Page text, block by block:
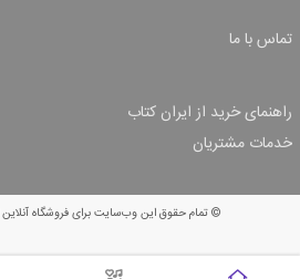
تماس با ما
راهنمای خرید از ایران کتاب
ثبت سفارش
شرایط ارسال سفارش
شیوه پرداخت
تخفیف‌های خرید
خدمات مشتریان
© تمام حقوق این وب‌سایت برای فروشگاه